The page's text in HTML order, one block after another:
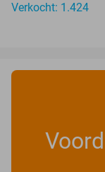
Verkocht: 1.424